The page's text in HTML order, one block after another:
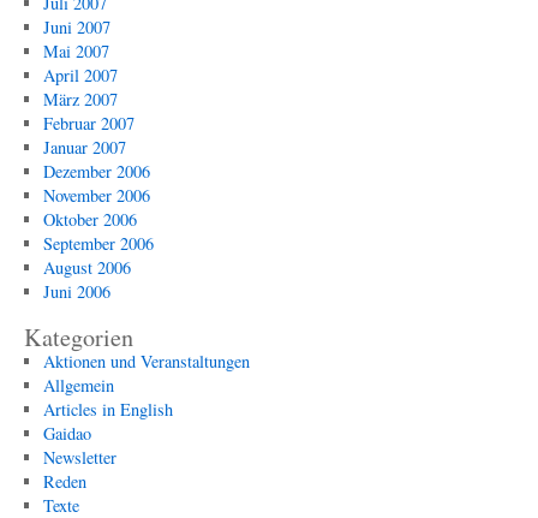
Juni 2007
Mai 2007
April 2007
März 2007
Februar 2007
Januar 2007
Dezember 2006
November 2006
Oktober 2006
September 2006
August 2006
Juni 2006
Kategorien
Aktionen und Veranstaltungen
Allgemein
Articles in English
Gaidao
Newsletter
Reden
Texte